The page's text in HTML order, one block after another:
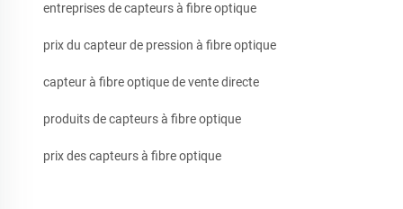
entreprises de capteurs à fibre optique
prix du capteur de pression à fibre optique
capteur à fibre optique de vente directe
produits de capteurs à fibre optique
prix des capteurs à fibre optique